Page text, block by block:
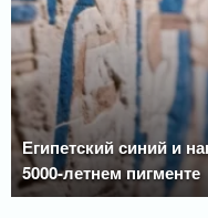
Египетский синий и
5000-летнем пигменте